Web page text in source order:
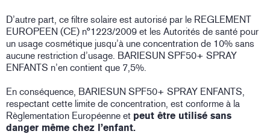
D’autre part, ce filtre solaire est autorisé par le REGLEMENT
EUROPEEN (CE) n°1223/2009 et les Autorités de santé pour
un usage cosmétique jusqu’à une concentration de 10% sans
aucune restriction d’usage. BARIESUN SPF50+ SPRAY
ENFANTS n’en contient que 7,5%.
En conséquence, BARIESUN SPF50+ SPRAY ENFANTS,
respectant cette limite de concentration, est conforme à la
Règlementation Européenne et peut être utilisé sans
danger même chez l’enfant.